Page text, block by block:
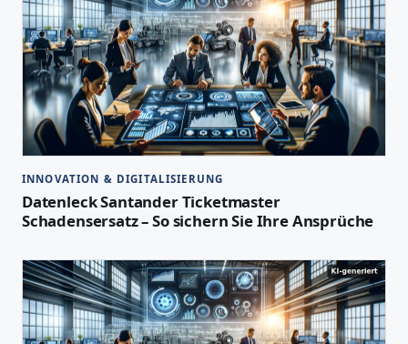
INNOVATION & DIGITALISIERUNG
Datenleck Santander Ticketmaster
Schadensersatz – So sichern Sie Ihre Ansprüche